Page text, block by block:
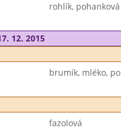
rohlík,
12. 2015
brumík, mléko,
fazolová